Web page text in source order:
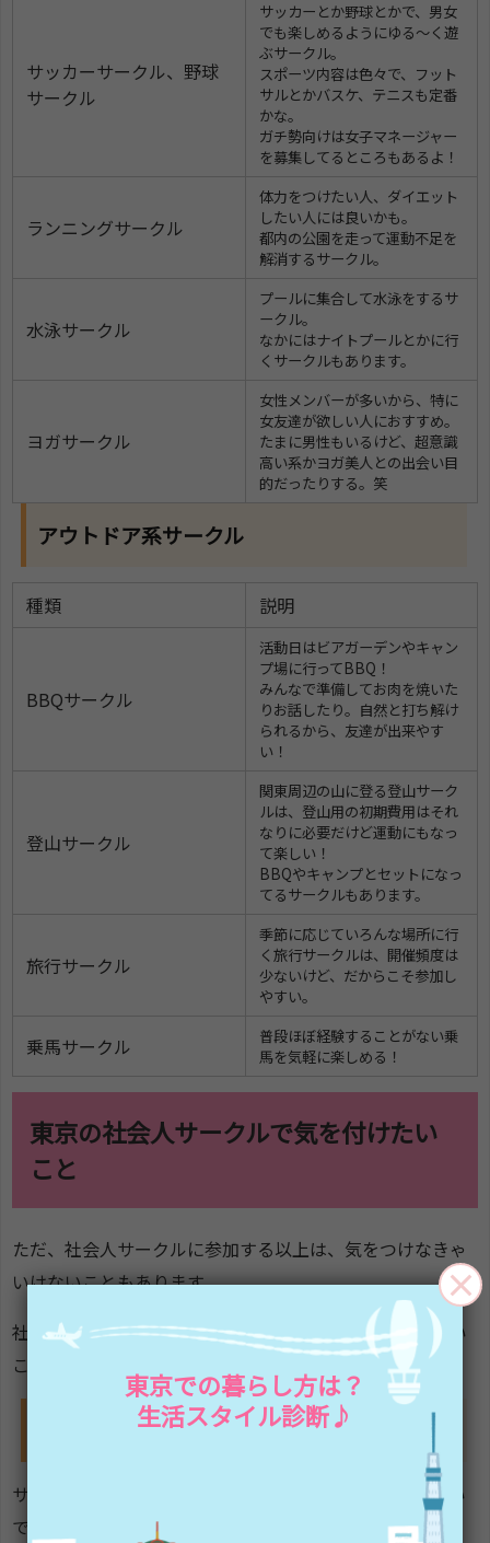
サッカーサークル、野球
サークル
サッカーとか野球とかで、男女
でも楽しめるようにゆる～く遊
ぶサークル。
スポーツ内容は色々で、フット
サルとかバスケ、テニスも定番
かな。
ガチ勢向けは女子マネージャー
を募集してるところもあるよ！
ランニングサークル
体力をつけたい人、ダイエット
したい人には良いかも。
都内の公園を走って運動不足を
解消するサークル。
水泳サークル
プールに集合して水泳をするサ
ークル。
なかにはナイトプールとかに行
くサークルもあります。
ヨガサークル
女性メンバーが多いから、特に
女友達が欲しい人におすすめ。
たまに男性もいるけど、超意識
高い系かヨガ美人との出会い目
的だったりする。笑
アウトドア系サークル
種類 説明
BBQサークル
活動日はビアガーデンやキャン
プ場に行ってBBQ！
みんなで準備してお肉を焼いた
りお話したり。自然と打ち解け
られるから、友達が出来やす
い！
登山サークル
関東周辺の山に登る登山サーク
ルは、登山用の初期費用はそれ
なりに必要だけど運動にもなっ
て楽しい！
BBQやキャンプとセットになっ
てるサークルもあります。
旅行サークル
季節に応じていろんな場所に行
く旅行サークルは、開催頻度は
少ないけど、だからこそ参加し
やすい。
乗馬サークル
普段ほぼ経験することがない乗
馬を気軽に楽しめる！
東京の社会人サークルで気を付けたい
こと
ただ、社会人サークルに参加する以上は、気をつけなきゃ
いけないこともあります。
社会人サークルに参加するために気をつけなきゃいけない
ことについてもご覧ください。
トラブルに巻き込まれないように
サークルはいろんな人が集まるので、恋愛問題や派閥争い
で人間関係がこじれる場合も。
東京での暮らし方は？
生活スタイル診断♪